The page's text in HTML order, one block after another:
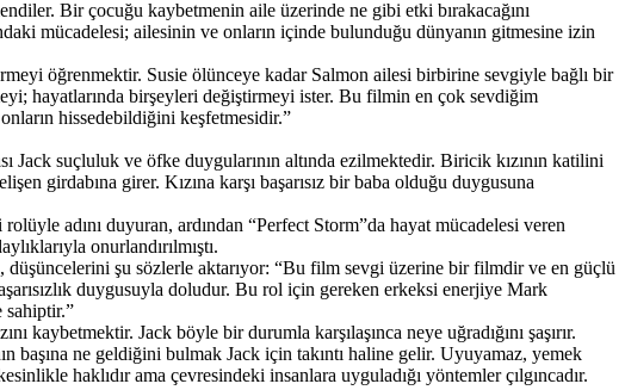
Bir çocuğu kaybetmenin aile üzerinde ne gibi etki bırakacağını
mücadelesi; ailesinin ve onların içinde bulunduğu dünyanın gitmesine izin
öğrenmektir. Susie ölünceye kadar Salmon ailesi birbirine sevgiyle bağlı bir
hayatlarında birşeyleri değiştirmeyi ister. Bu filmin en çok sevdiğim
hissedebildiğini keşfetmesidir.”
Jack suçluluk ve öfke duygularının altında ezilmektedir. Biricik kızının katilini
girdabına girer. Kızına karşı başarısız bir baba olduğu duygusuna
adını duyuran, ardından “Perfect Storm”da hayat mücadelesi veren
onurlandırılmıştı.
düşüncelerini şu sözlerle aktarıyor: “Bu film sevgi üzerine bir filmdir ve en güçlü
duygusuyla doludur. Bu rol için gereken erkeksi enerjiye Mark
sahiptir.”
Jack böyle bir durumla karşılaşınca neye uğradığını şaşırır.
başına ne geldiğini bulmak Jack için takıntı haline gelir. Uyuyamaz, yemek
haklıdır ama çevresindeki insanlara uyguladığı yöntemler çılgıncadır.